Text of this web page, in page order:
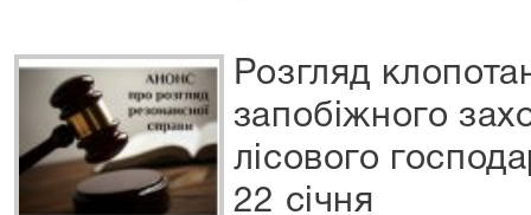
Розгляд
запобіжного
лісового
22 січня